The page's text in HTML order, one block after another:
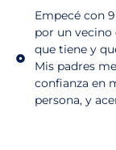
Empecé con
por un vecino
que tiene y
Mis padres
confianza en
persona, y